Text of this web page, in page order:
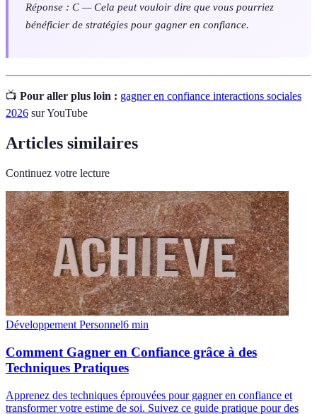
Réponse : C — Cela peut vouloir dire que vous pourriez
bénéficier de stratégies pour gagner en confiance.
📺 Pour aller plus loin : gagner en confiance interactions sociales
2026 sur YouTube
Articles similaires
Continuez votre lecture
Développement Personnel6 min
Comment Gagner en Confiance grâce à des
Techniques Pratiques
Apprenez des techniques éprouvées pour gagner en confiance et
transformer votre estime de soi. Suivez ce guide pratique pour des